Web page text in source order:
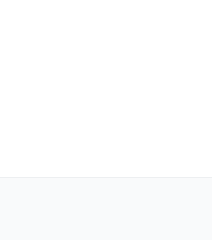
relatief stil is tijdens het gebruik,
activiteiten.